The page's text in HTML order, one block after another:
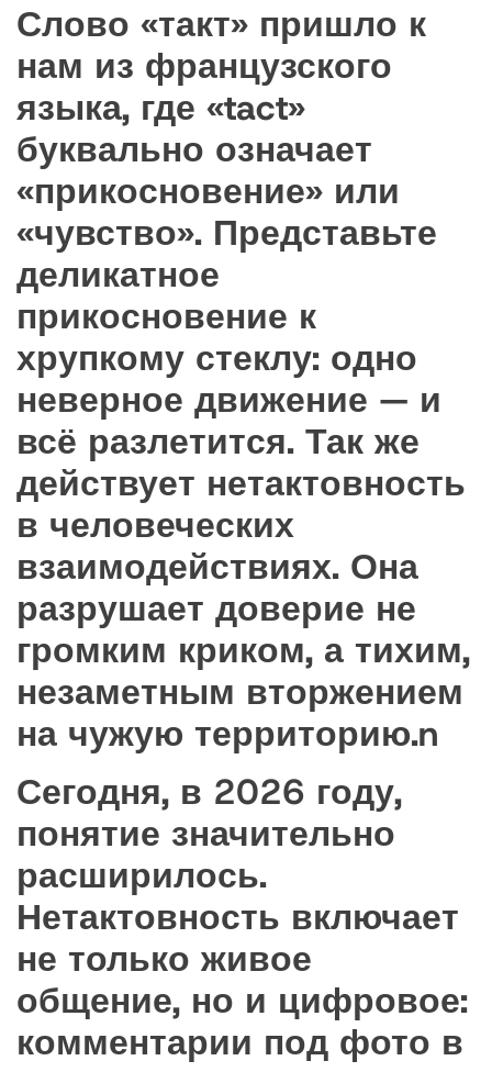
Слово «такт» пришло к
нам из французского
языка, где «tact»
буквально означает
«прикосновение» или
«чувство». Представьте
деликатное
прикосновение к
хрупкому стеклу: одно
неверное движение — и
всё разлетится. Так же
действует нетактовность
в человеческих
взаимодействиях. Она
разрушает доверие не
громким криком, а тихим,
незаметным вторжением
на чужую территорию.n
Сегодня, в 2026 году,
понятие значительно
расширилось.
Нетактовность включает
не только живое
общение, но и цифровое:
комментарии под фото в